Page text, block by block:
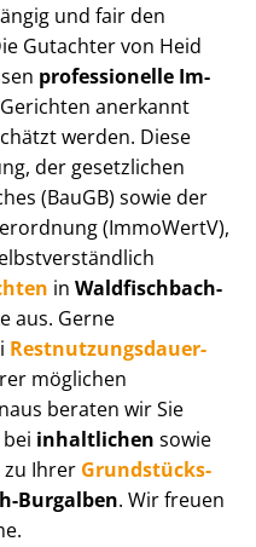
und fair den
Gutachter von Heid
professionelle Im­
anerkannt
werden. Diese
der gesetzlichen
(BauGB) sowie der
(ImmoWertV),
in Waldfischbach-
aus. Gerne
Rest­nut­zungs­dau­er-
möglichen
beraten wir Sie
inhaltlichen sowie
zu Ihrer Grund­stücks­
Burgalben. Wir freuen